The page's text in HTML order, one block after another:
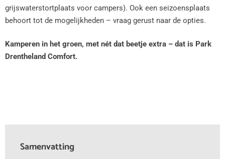
grijswaterstortplaats voor campers). Ook een seizoensplaats
behoort tot de mogelijkheden – vraag gerust naar de opties.
Kamperen in het groen, met nét dat beetje extra – dat is Park
Drentheland Comfort.
Samenvatting